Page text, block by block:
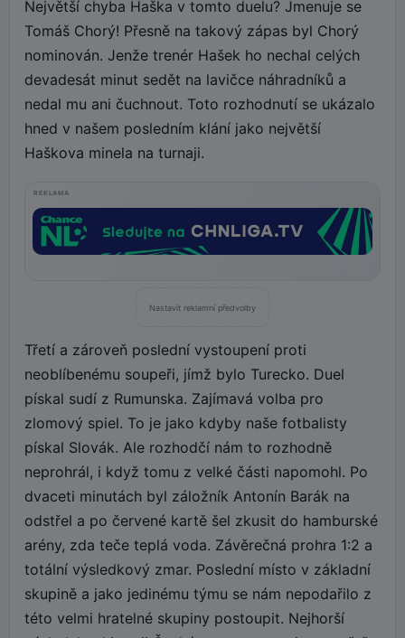
Největší chyba Haška v tomto duelu? Jmenuje se
Tomáš Chorý! Přesně na takový zápas byl Chorý
nominován. Jenže trenér Hašek ho nechal celých
devadesát minut sedět na lavičce náhradníků a
nedal mu ani čuchnout. Toto rozhodnutí se ukázalo
hned v našem posledním klání jako největší
Haškova minela na turnaji.
REKLAMA
Nastavit reklamní předvolby
Třetí a zároveň poslední vystoupení proti
neoblíbenému soupeři, jímž bylo Turecko. Duel
pískal sudí z Rumunska. Zajímavá volba pro
zlomový spiel. To je jako kdyby naše fotbalisty
pískal Slovák. Ale rozhodčí nám to rozhodně
neprohrál, i když tomu z velké části napomohl. Po
dvaceti minutách byl záložník Antonín Barák na
odstřel a po červené kartě šel zkusit do hamburské
arény, zda teče teplá voda. Závěrečná prohra 1:2 a
totální výsledkový zmar. Poslední místo v základní
skupině a jako jedinému týmu se nám nepodařilo z
této velmi hratelné skupiny postoupit. Nejhorší